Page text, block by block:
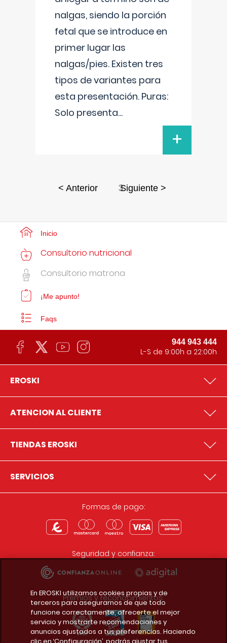
nalgas, siendo la porción
fetal que se introduce en
primer lugar las
nalgas/pies. Existen tres
tipos de variantes para
esta presentación. Puras:
Solo presenta...
+
< Anterior 3Siguiente >
Inicio
Consultorio nutricional
Consultorio matrona
¡Me apunto!
Faqs
944 943 444
L-S de 9:00h a 22:00h
EROSKI
ATENCION AL CLIENTE
TIENDAS EROSKI
SERVICIOS
Formas de pago:
Seguridad y confianza:
Premios y reconocimientos:
En EROSKI utilizamos cookies propias y de
terceros para asegurarnos de que todo
funcione correctamente, ofrecerte el mejor
servicio y mostrarte recomendaciones y
anuncios ajustados a tus preferencias. Haciendo
clic en ‘Configuración’, podrás ajustar tus